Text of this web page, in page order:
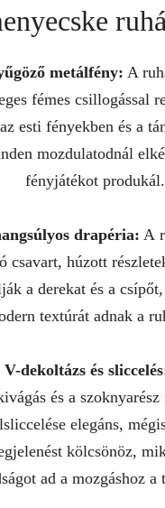
metálfény: A
fémes csillogással
esti fényekben és a
mozdulatodnál
fényjátékot produkál.
drapéria: A
csavart, húzott
a derekat és a
textúrát adnak a
dekoltázs és
és a szoknyarész
elegáns,
kölcsönöz,
ad a mozgáshoz a